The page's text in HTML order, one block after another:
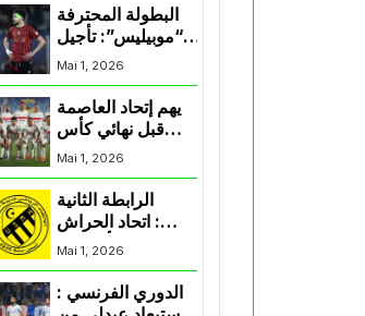
البطولة المحترفة
“موبيليس”: تأجيل
مباراة إتحاد
العاصمة وأتلتيك
بارادو
Mai 1, 2026
يهم إتحاد العاصمة
قبل نهائي كأس
اكاف : الزمالك
يسقط بثلاثية أمام
Mai 1, 2026
الرابطة الثانية
: اتحاد الحراش
يحسم التأهل إلى
“البلاي أوف”
Mai 1, 2026
الدوري الفرنسي :